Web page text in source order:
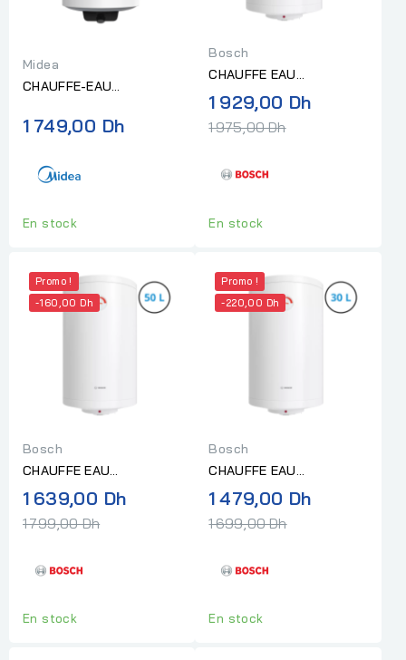
Midea
CHAUFFE-EAU
1500W 80L "Sans
1 749,00 Dh
En stock
Bosch
CHAUFFE EAU
ELECTRIQUE BOSCH 80L
"Sans Installation"
1 929,00 DhPrix
1 975,00 Dh
En stock
Promo !
-160,00 Dh
Bosch
CHAUFFE EAU
ELECTRIQUE BOSCH 50L
"Sans Installation"
1 639,00 DhPrix
1 799,00 Dh
En stock
Promo !
-220,00 Dh
Bosch
CHAUFFE EAU
ELECTRIQUE BOSCH 30L
"Sans Installation"
1 479,00 DhPrix
1 699,00 Dh
En stock